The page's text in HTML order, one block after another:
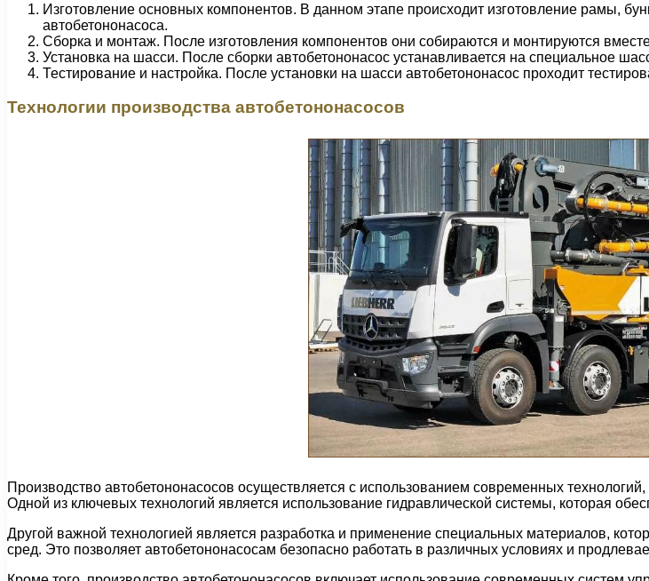
Изготовление основных компонентов. В данном этапе происходит изготовление рамы,
автобетононасоса.
Сборка и монтаж. После изготовления компонентов они собираются и монтируются
Установка на шасси. После сборки автобетононасос устанавливается на специальное
Тестирование и настройка. После установки на шасси автобетононасос проходит
Технологии производства автобетононасосов
Производство автобетононасосов осуществляется с использованием современных
Одной из ключевых технологий является использование гидравлической системы, которая
Другой важной технологией является разработка и применение специальных материалов,
сред. Это позволяет автобетононасосам безопасно работать в различных условиях и